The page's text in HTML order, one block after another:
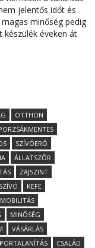
jelentős időt és
minőség pedig
készülék éveken át
OTTHON
SZÍVÓERŐ
ÁLLATSZŐR
ZAJSZINT
KEFE
MOBILITÁS
MINŐSÉG
VÁSÁRLÁS
PORTALANÍTÁS
CSALÁD